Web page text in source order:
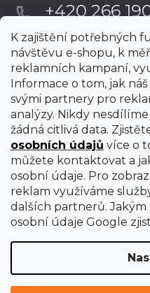
K zajištění potřebných
návštěvu e-shopu, k
reklamních kampaní,
Informace o tom, jak
svými partnery pro
analýzy. Nikdy
žádná citlivá data.
osobních údajů více o
můžete kontaktovat a
osobní údaje. Pro
reklam využíváme
dalších partnerů. Jakým
osobní údaje Google
+420 266